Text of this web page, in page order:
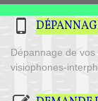
Dépannage de
visiophones-